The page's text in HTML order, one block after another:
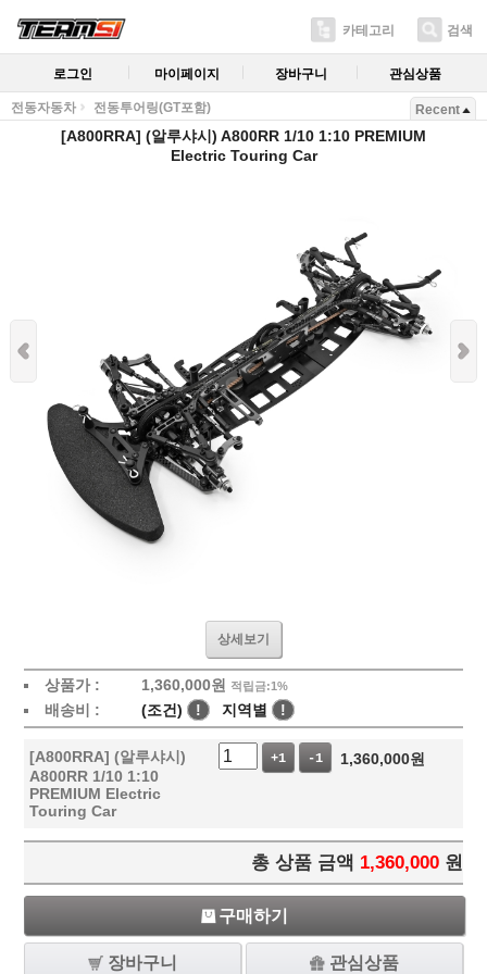
카테고리 검색
로그인 마이페이지 장바구니 관심상품
전동자동차 전동투어링(GT포함) Recent
[A800RRA] (알루샤시) A800RR 1/10 1:10 PREMIUM
Electric Touring Car
상세보기
상품가 : 1,360,000원 적립금:1%
배송비 : (조건) ! 지역별 !
[A800RRA] (알루샤시)
A800RR 1/10 1:10
PREMIUM Electric
Touring Car
+1 -1 1,360,000원
총 상품 금액 1,360,000 원
구매하기
장바구니 관심상품